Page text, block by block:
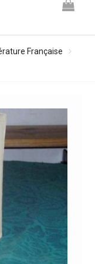
Française